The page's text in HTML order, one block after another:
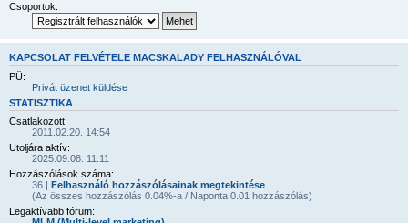
Csoportok:
KAPCSOLAT FELVÉTELE MACSKALADY FELHASZNÁLÓVAL
PÜ:
Privát üzenet küldése
STATISZTIKA
Csatlakozott:
2011.02.20. 14:54
Utoljára aktív:
2025.09.08. 11:11
Hozzászólások száma:
36 | Felhasználó hozzászólásainak megtekintése
(Az összes hozzászólás 0.04%-a / Naponta 0.01 hozzászólás)
Legaktívabb fórum: